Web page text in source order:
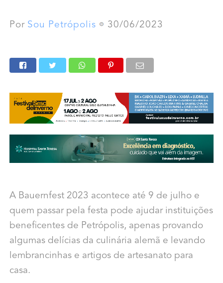
Por Sou Petrópolis 30/06/2023
A Bauernfest 2023 acontece até 9 de julho e
quem passar pela festa pode ajudar instituições
beneficentes de Petrópolis, apenas provando
algumas delícias da culinária alemã e levando
lembrancinhas e artigos de artesanato para
casa.